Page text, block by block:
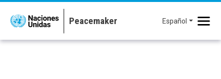
Pasar al contenido principal
Español